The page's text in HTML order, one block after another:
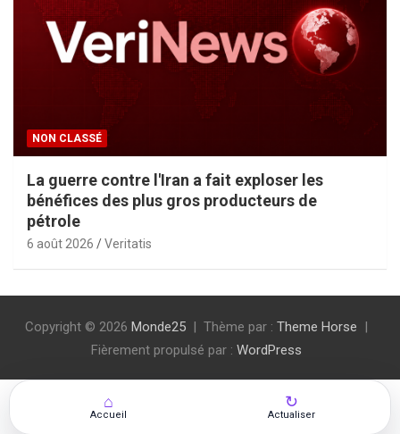
NON CLASSÉ
La guerre contre l'Iran a fait exploser les
bénéfices des plus gros producteurs de
pétrole
6 août 2026 Veritatis
Copyright © 2026 Monde25 Thème par : Theme Horse
Fièrement propulsé par : WordPress
⌂
Accueil
↻
Actualiser